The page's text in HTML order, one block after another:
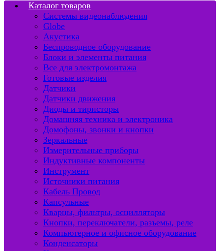
Каталог товаров
Системы видеонаблюдения
Globe
Акустика
Беспроводное оборудование
Блоки и элементы питания
Все для электромонтажа
Готовые изделия
Датчики
Датчики движения
Диоды и тиристоры
Домашняя техника и электроника
Домофоны, звонки и кнопки
Зеркальные
Измерительные приборы
Индуктивные компоненты
Инструмент
Источники питания
Кабель Провод
Капсульные
Кварцы, фильтры, осцилляторы
Кнопки, переключатели, разъемы, реле
Компьютерное и офисное оборудование
Конденсаторы